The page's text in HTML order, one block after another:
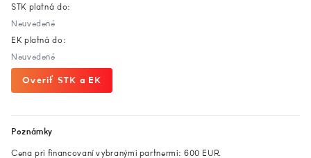
STK platná do:
Neuvedené
EK platná do:
Neuvedené
Overiť STK a EK
Poznámky
Cena pri financovaní vybranými partnermi: 600 EUR.